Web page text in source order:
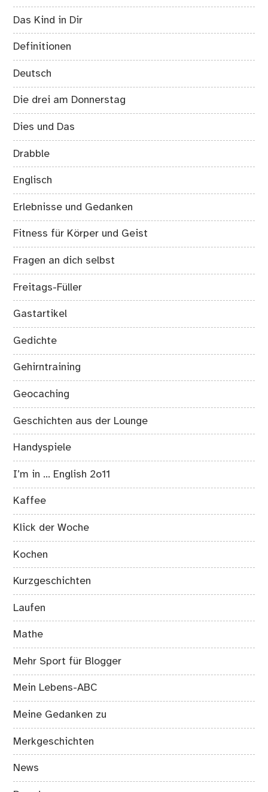
Das Kind in Dir
Definitionen
Deutsch
Die drei am Donnerstag
Dies und Das
Drabble
Englisch
Erlebnisse und Gedanken
Fitness für Körper und Geist
Fragen an dich selbst
Freitags-Füller
Gastartikel
Gedichte
Gehirntraining
Geocaching
Geschichten aus der Lounge
Handyspiele
I’m in … English 2o11
Kaffee
Klick der Woche
Kochen
Kurzgeschichten
Laufen
Mathe
Mehr Sport für Blogger
Mein Lebens-ABC
Meine Gedanken zu
Merkgeschichten
News